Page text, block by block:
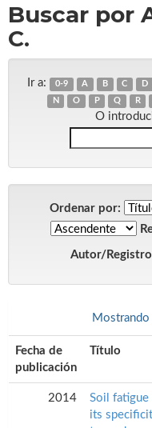
Buscar por
C.
Ir a: 0-9 A B C D
N
O P Q R
O
Ordenar por:
Autor/
Fecha de
publicación
Título
2014
Soil fatigue
its